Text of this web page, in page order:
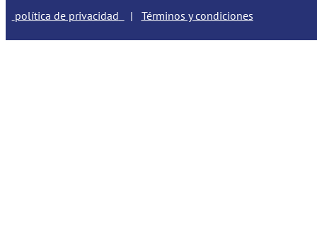
política de privacidad
| Términos y condiciones